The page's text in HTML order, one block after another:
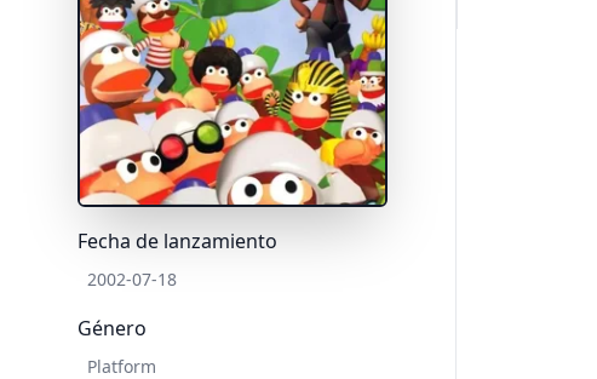
Fecha de lanzamiento
2002-07-18
Género
Platform